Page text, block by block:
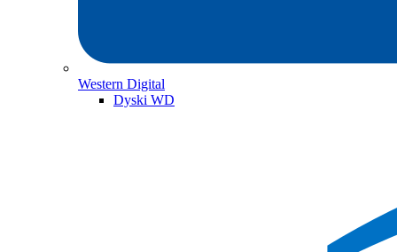
Western Digital
Dyski WD